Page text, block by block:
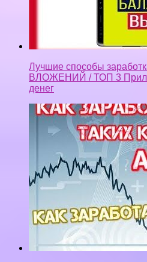
Лучшие способы
ВЛОЖЕНИЙ / ТОП 3
денег